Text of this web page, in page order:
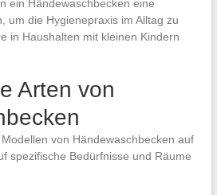
ein Händewaschbecken eine
um die Hygienepraxis im Alltag zu
in Haushalten mit kleinen Kindern
Arten von
von Händewaschbecken auf
spezifische Bedürfnisse und Räume